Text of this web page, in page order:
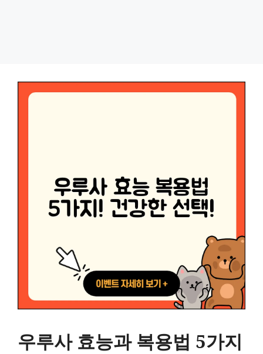
우루사 효능과 복용법 5가지